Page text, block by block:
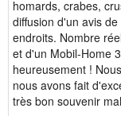
homards, crabes,
diffusion d'un avis
endroits. Nombre
et d'un Mobil-Home
heureusement !
nous avons fait
très bon souvenir